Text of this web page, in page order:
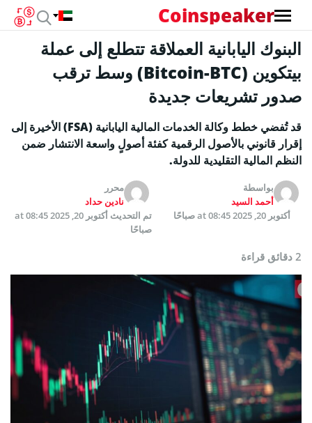
Coinspeaker
البنوك اليابانية العملاقة تتطلع إلى عملة
بيتكوين (Bitcoin-BTC) وسط ترقب
صدور تشريعات جديدة
قد تُفضي خطط وكالة الخدمات المالية اليابانية (FSA) الأخيرة إلى
إقرار قانوني بالأصول الرقمية كفئة أصولٍ واسعة الانتشار ضمن
النظم المالية التقليدية للدولة.
بواسطة
أحمد السيد
محرر
نادين حداد
أكتوبر 20, 2025 at 08:45 صباحًا
تم التحديث
أكتوبر 20, 2025 at 08:45
صباحًا
2 دقائق قراءة